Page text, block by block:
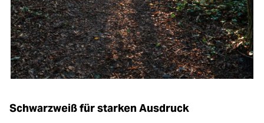
Schwarzweiß für starken Ausdruck